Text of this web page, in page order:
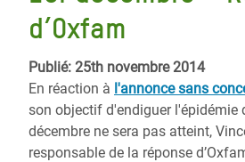
d’Oxfam
Publié: 25th novembre 2014
En réaction à l'annonce sans
son objectif d'endiguer l'épidémie
décembre ne sera pas atteint,
responsable de la réponse